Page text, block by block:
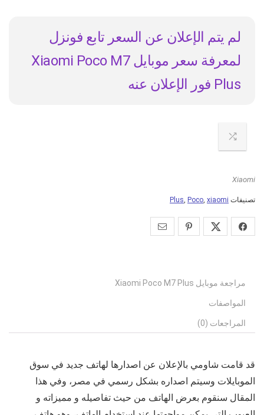
لم يتم الإعلان عن السعر تابع فونزل
لمعرفة سعر موبايل Xiaomi Poco M7
Plus فور الإعلان عنه
Xiaomi
تصنيفات Plus, Poco, xiaomi
مراجعة موبايل Xiaomi Poco M7 Plus
المواصفات
المراجعات (0)
قد قامت شاومي بالإعلان عن اصدارها لهاتف جديد في سوق
الموبايلات وسيتم اصداره بشكل رسمي في مصر، وفي هذا
المقال سنقوم بعرض الهاتف من حيث تفاصيله و مميزاته و